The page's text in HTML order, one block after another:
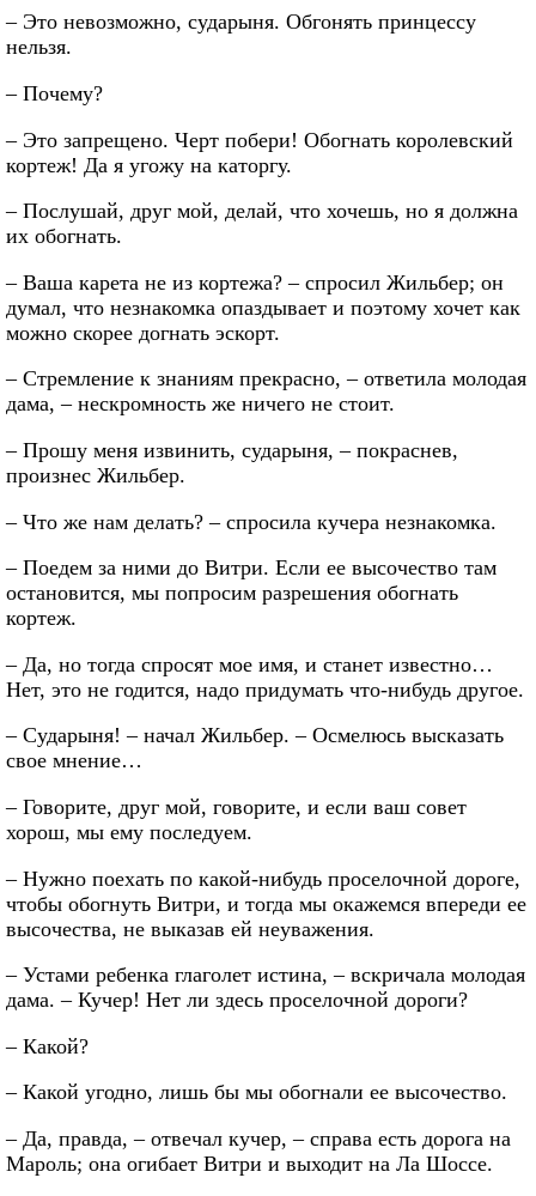
– Это невозможно, сударыня. Обгонять принцессу
нельзя.
– Почему?
– Это запрещено. Черт побери! Обогнать королевский
кортеж! Да я угожу на каторгу.
– Послушай, друг мой, делай, что хочешь, но я должна
их обогнать.
– Ваша карета не из кортежа? – спросил Жильбер; он
думал, что незнакомка опаздывает и поэтому хочет как
можно скорее догнать эскорт.
– Стремление к знаниям прекрасно, – ответила молодая
дама, – нескромность же ничего не стоит.
– Прошу меня извинить, сударыня, – покраснев,
произнес Жильбер.
– Что же нам делать? – спросила кучера незнакомка.
– Поедем за ними до Витри. Если ее высочество там
остановится, мы попросим разрешения обогнать
кортеж.
– Да, но тогда спросят мое имя, и станет известно…
Нет, это не годится, надо придумать что-нибудь другое.
– Сударыня! – начал Жильбер. – Осмелюсь высказать
свое мнение…
– Говорите, друг мой, говорите, и если ваш совет
хорош, мы ему последуем.
– Нужно поехать по какой-нибудь проселочной дороге,
чтобы обогнуть Витри, и тогда мы окажемся впереди ее
высочества, не выказав ей неуважения.
– Устами ребенка глаголет истина, – вскричала молодая
дама. – Кучер! Нет ли здесь проселочной дороги?
– Какой?
– Какой угодно, лишь бы мы обогнали ее высочество.
– Да, правда, – отвечал кучер, – справа есть дорога на
Мароль; она огибает Витри и выходит на Ла Шоссе.